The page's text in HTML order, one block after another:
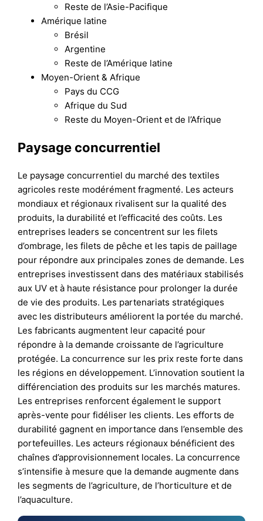
Reste de l’Asie-Pacifique
Amérique latine
Brésil
Argentine
Reste de l’Amérique latine
Moyen-Orient & Afrique
Pays du CCG
Afrique du Sud
Reste du Moyen-Orient et de l’Afrique
Paysage concurrentiel
Le paysage concurrentiel du marché des textiles
agricoles reste modérément fragmenté. Les acteurs
mondiaux et régionaux rivalisent sur la qualité des
produits, la durabilité et l’efficacité des coûts. Les
entreprises leaders se concentrent sur les filets
d’ombrage, les filets de pêche et les tapis de paillage
pour répondre aux principales zones de demande. Les
entreprises investissent dans des matériaux stabilisés
aux UV et à haute résistance pour prolonger la durée
de vie des produits. Les partenariats stratégiques
avec les distributeurs améliorent la portée du marché.
Les fabricants augmentent leur capacité pour
répondre à la demande croissante de l’agriculture
protégée. La concurrence sur les prix reste forte dans
les régions en développement. L’innovation soutient la
différenciation des produits sur les marchés matures.
Les entreprises renforcent également le support
après-vente pour fidéliser les clients. Les efforts de
durabilité gagnent en importance dans l’ensemble des
portefeuilles. Les acteurs régionaux bénéficient des
chaînes d’approvisionnement locales. La concurrence
s’intensifie à mesure que la demande augmente dans
les segments de l’agriculture, de l’horticulture et de
l’aquaculture.